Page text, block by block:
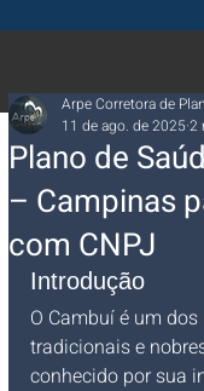
Plano de
– Campinas
com CNPJ
Arpe Corretora de
11 de ago. de 2025 2
Introdução
O Cambuí é um
tradicionais e
conhecido por sua